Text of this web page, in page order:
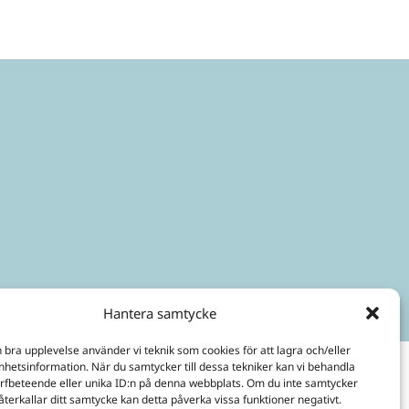
Hantera samtycke
bra upplevelse använder vi teknik som cookies för att lagra och/eller
När du samtycker till dessa tekniker kan vi behandla
eller unika ID:n på denna webbplats. Om du inte samtycker
ditt samtycke kan detta påverka vissa funktioner negativt.